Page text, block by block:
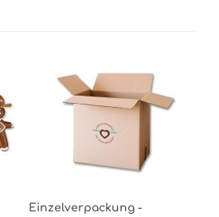
Einzelverpackung -